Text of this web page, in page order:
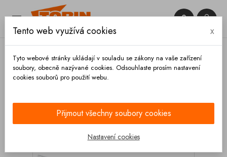
 

Tento web využívá cookies x
Tyto webové stránky ukládají v souladu se zákony na vaše zařízení
soubory, obecně nazývané cookies. Odsouhlaste prosím nastavení
cookies souborů pro použití webu.
Přijmout všechny soubory cookies
Nastavení cookies